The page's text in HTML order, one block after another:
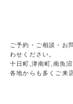
ご予約・ご相談・お
わせください。
十日町,津南町,南魚
各地からも多くご来